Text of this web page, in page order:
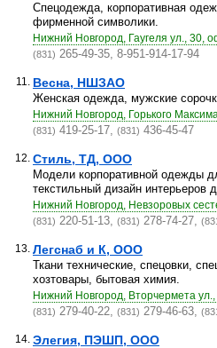
Спецодежда, корпоративная
фирменной символики.
Нижний Новгород, Гаугеля ул., 30,
(831) 265-49-35, 8-951-914-17-94
11. Весна, НШЗАО
Женская одежда, мужские
Нижний Новгород, Горького
(831) 419-25-17, (831) 436-45-47
12. Стиль, ТД, ООО
Модели корпоративной одежды
текстильный дизайн интерьеров
Нижний Новгород, Невзоровых
(831) 220-51-13, (831) 278-74-27,
13. Легснаб и К, ООО
Ткани технические, спецовки,
хозтовары, бытовая химия.
Нижний Новгород, Вторчермета ул.,
(831) 279-40-22, (831) 279-46-63,
14. Элегия, ПЭШП, ООО